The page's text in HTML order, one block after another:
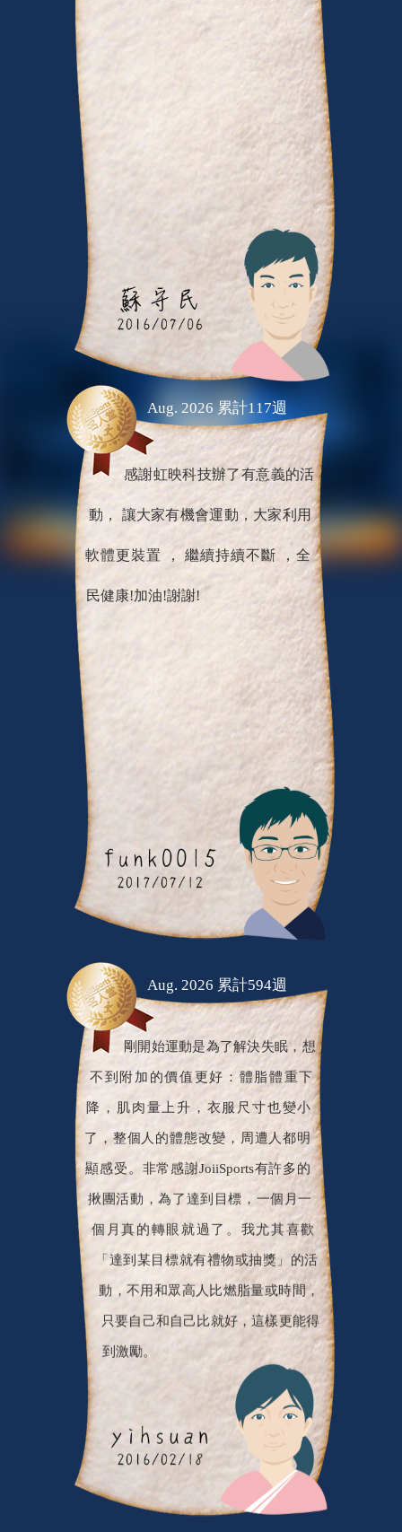
Aug. 2026 累計117週
感謝虹映科技辦了有意義的活
動， 讓大家有機會運動，大家利用
軟體更裝置 ， 繼續持續不斷 ，全
Aug. 2026 累計594週
剛開始運動是為了解決失眠，想
不到附加的價值更好：體脂體重下
降，肌肉量上升，衣服尺寸也變小
了，整個人的體態改變，周遭人都明
顯感受。非常感謝JoiiSports有許多的
揪團活動，為了達到目標，一個月一
個月真的轉眼就過了。我尤其喜歡
「達到某目標就有禮物或抽獎」的活
動，不用和眾高人比燃脂量或時間，
只要自己和自己比就好，這樣更能得
到激勵。